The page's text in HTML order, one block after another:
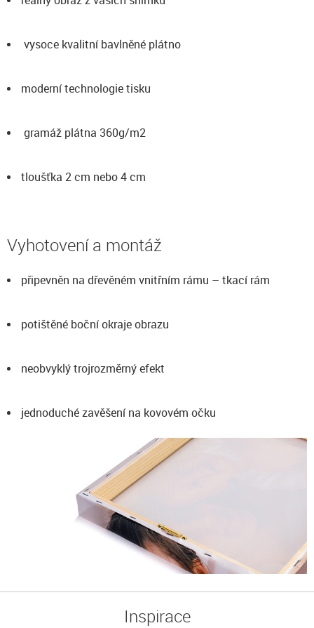
vysoce kvalitní bavlněné plátno
moderní technologie tisku
gramáž plátna 360g/m2
tloušťka 2 cm nebo 4 cm
Vyhotovení a montáž
připevněn na dřevěném vnitřním rámu – tkací rám
potištěné boční okraje obrazu
neobvyklý trojrozměrný efekt
jednoduché zavěšení na kovovém očku
Inspirace